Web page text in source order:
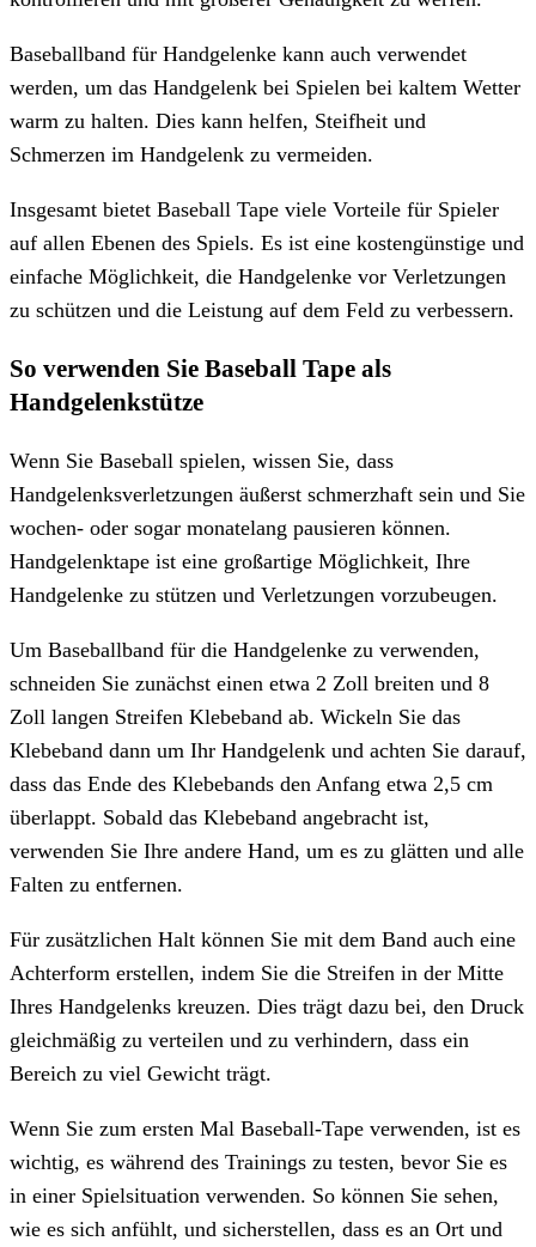
Baseballband für Handgelenke kann auch verwendet
werden, um das Handgelenk bei Spielen bei kaltem Wetter
warm zu halten. Dies kann helfen, Steifheit und
Schmerzen im Handgelenk zu vermeiden.
Insgesamt bietet Baseball Tape viele Vorteile für Spieler
auf allen Ebenen des Spiels. Es ist eine kostengünstige und
einfache Möglichkeit, die Handgelenke vor Verletzungen
zu schützen und die Leistung auf dem Feld zu verbessern.
So verwenden Sie Baseball Tape als
Handgelenkstütze
Wenn Sie Baseball spielen, wissen Sie, dass
Handgelenksverletzungen äußerst schmerzhaft sein und Sie
wochen- oder sogar monatelang pausieren können.
Handgelenktape ist eine großartige Möglichkeit, Ihre
Handgelenke zu stützen und Verletzungen vorzubeugen.
Um Baseballband für die Handgelenke zu verwenden,
schneiden Sie zunächst einen etwa 2 Zoll breiten und 8
Zoll langen Streifen Klebeband ab. Wickeln Sie das
Klebeband dann um Ihr Handgelenk und achten Sie darauf,
dass das Ende des Klebebands den Anfang etwa 2,5 cm
überlappt. Sobald das Klebeband angebracht ist,
verwenden Sie Ihre andere Hand, um es zu glätten und alle
Falten zu entfernen.
Für zusätzlichen Halt können Sie mit dem Band auch eine
Achterform erstellen, indem Sie die Streifen in der Mitte
Ihres Handgelenks kreuzen. Dies trägt dazu bei, den Druck
gleichmäßig zu verteilen und zu verhindern, dass ein
Bereich zu viel Gewicht trägt.
Wenn Sie zum ersten Mal Baseball-Tape verwenden, ist es
wichtig, es während des Trainings zu testen, bevor Sie es
in einer Spielsituation verwenden. So können Sie sehen,
wie es sich anfühlt, und sicherstellen, dass es an Ort und